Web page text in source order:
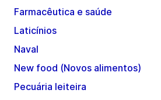
Farmacêutica e saúde
Laticínios
Naval
New food (Novos alimentos)
Pecuária leiteira